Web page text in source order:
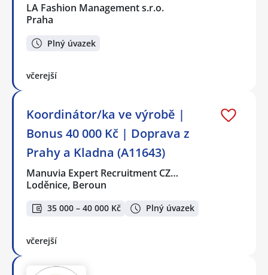
LA Fashion Management s.r.o.
Praha
Plný úvazek
včerejší
Koordinátor/ka ve výrobě |
Bonus 40 000 Kč | Doprava z
Prahy a Kladna (A11643)
Manuvia Expert Recruitment CZ…
Loděnice, Beroun
35 000 – 40 000 Kč Plný úvazek
včerejší